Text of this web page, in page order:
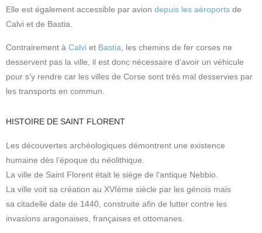
Elle est également accessible par avion depuis les aéroports de
Calvi et de Bastia.
Contrairement à Calvi et Bastia , les chemins de fer corses ne
desservent pas la ville, il est donc nécessaire d’avoir un véhicule
pour s’y rendre car les villes de Corse sont très mal desservies par
les transports en commun.
HISTOIRE DE SAINT FLORENT
Les découvertes archéologiques démontrent une existence
humaine dès l’époque du néolithique.
La ville de Saint Florent était le siège de l’antique Nebbio.
La ville voit sa création au XVIème siècle par les génois mais
sa citadelle date de 1440, construite afin de lutter contre les
invasions aragonaises, françaises et ottomanes.